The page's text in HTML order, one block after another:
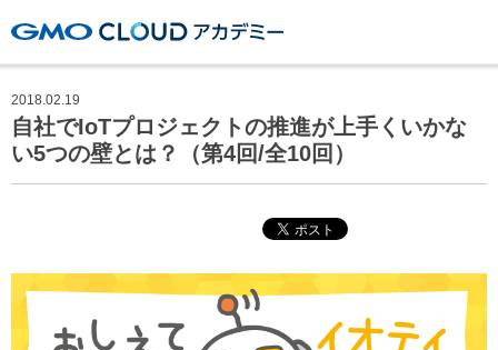
2018.02.19
自社でIoTプロジェクトの推進が上手くいかな
い5つの壁とは？（第4回/全10回）